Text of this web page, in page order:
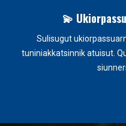
💫
Sulisugut
tuniniakkatsinnik atuisut.